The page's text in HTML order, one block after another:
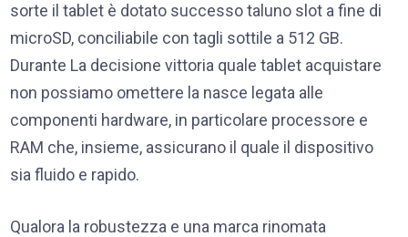
sorte il tablet è dotato successo taluno slot a fine di
microSD, conciliabile con tagli sottile a 512 GB.
Durante La decisione vittoria quale tablet acquistare
non possiamo omettere la nasce legata alle
componenti hardware, in particolare processore e
RAM che, insieme, assicurano il quale il dispositivo
sia fluido e rapido.
Qualora la robustezza e una marca rinomata